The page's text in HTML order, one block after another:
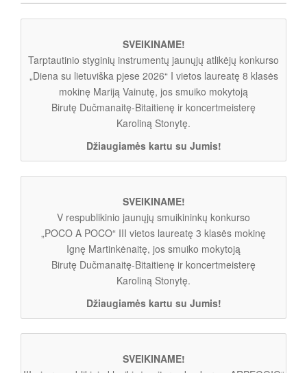
SVEIKINAME!
Tarptautinio styginių instrumentų jaunųjų atlikėjų konkurso
„Diena su lietuviška pjese 2026“ I vietos laureatę 8 klasės
mokinę Mariją Vainutę, jos smuiko mokytoją
Birutę Dučmanaitę-Bitaitienę ir koncertmeisterę
Karoliną Stonytę.
Džiaugiamės kartu su Jumis!
SVEIKINAME!
V respublikinio jaunųjų smuikininkų konkurso
„POCO A POCO“ III vietos laureatę 3 klasės mokinę
Ignę Martinkėnaitę, jos smuiko mokytoją
Birutę Dučmanaitę-Bitaitienę ir koncertmeisterę
Karoliną Stonytę.
Džiaugiamės kartu su Jumis!
SVEIKINAME!